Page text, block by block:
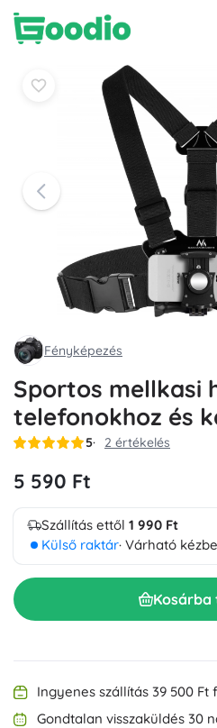
Fényképezés
Sportos mellkasi
telefonokhoz és
5 2 értékelés
5 590 Ft
Szállítás ettől 1 990 Ft
Külső raktár· Várható
Kosárba
Ingyenes szállítás 39 500
Gondtalan visszaküldés 30
5 590 Ft